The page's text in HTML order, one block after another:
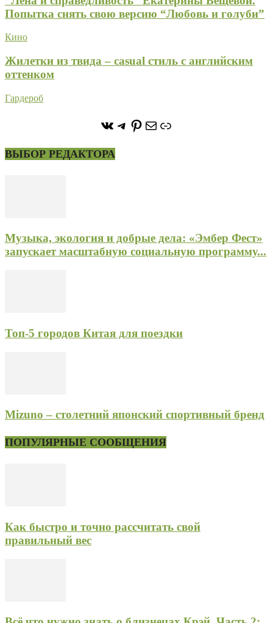
Попытка снять свою версию “Любовь и голуби”
Кино
Жилетки из твида – casual стиль с английским
оттенком
Гардероб
https://vk.com/
https://t.me/stoneforest
https://
ПочтаСсылка
ВЫБОР РЕДАКТОРА
Музыка, экология и добрые дела: «Эмбер Фест»
запускает масштабную социальную программу...
Топ-5 городов Китая для поездки
Mizuno – столетний японский спортивный бренд
ПОПУЛЯРНЫЕ СООБЩЕНИЯ
Как быстро и точно рассчитать свой
правильный вес